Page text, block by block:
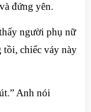
đứng yên.
người phụ nữ
tồi, chiếc váy này
Anh nói